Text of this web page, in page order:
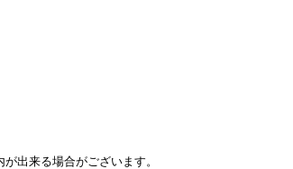
出来る場合がございます。